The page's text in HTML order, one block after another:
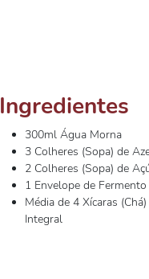
Ingredientes
300ml Água Morna
3 Colheres (Sopa) de
2 Colheres (Sopa) de
1 Envelope de
Média de 4 Xícaras
Integral